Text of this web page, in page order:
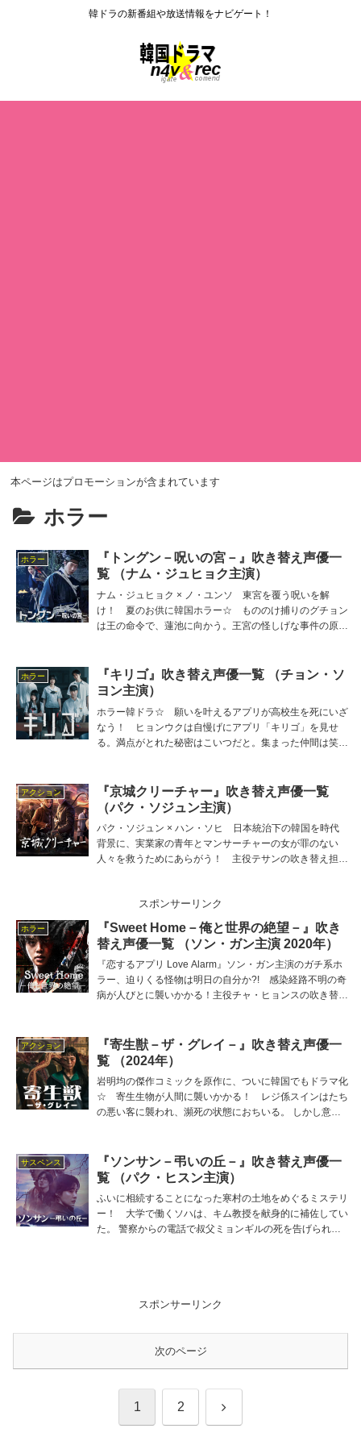
韓ドラの新番組や放送情報をナビゲート！
本ページはプロモーションが含まれています
ホラー
ホラー
『トングン－呪いの宮－』吹き替え声優一
覧 （ナム・ジュヒョク主演）
ナム・ジュヒョク × ノ・ユンソ 東宮を覆う呪いを解
け！ 夏のお供に韓国ホラー☆ もののけ捕りのグチョン
は王の命令で、蓮池に向かう。王宮の怪しげな事件の原因
てつろう、八百屋杏など。
ホラー
『キリゴ』吹き替え声優一覧 （チョン・ソ
ヨン主演）
ホラー韓ドラ☆ 願いを叶えるアプリが高校生を死にいざ
なう！ ヒョンウクは自慢げにアプリ「キリゴ」を見せ
る。満点がとれた秘密はこいつだと。集まった仲間は笑い
平、晴一ユウ、善養寺恭平など。
アクション
『京城クリーチャー』吹き替え声優一覧
（パク・ソジュン主演）
パク・ソジュン × ハン・ソヒ 日本統治下の韓国を時代
背景に、実業家の青年とマンサーチャーの女が罪のない
人々を救うためにあらがう！ 主役テサンの吹き替え担当
スポンサーリンク
ホラー
『Sweet Home－俺と世界の絶望－』吹き
替え声優一覧 （ソン・ガン主演 2020年）
『恋するアプリ Love Alarm』ソン・ガン主演のガチ系ホ
ラー、迫りくる怪物は明日の自分か?! 感染経路不明の奇
病が人びとに襲いかかる！主役チャ・ヒョンスの吹き替え
アクション
『寄生獣－ザ・グレイ－』吹き替え声優一
覧 （2024年）
岩明均の傑作コミックを原作に、ついに韓国でもドラマ化
☆ 寄生生物が人間に襲いかかる！ レジ係スインはたち
の悪い客に襲われ、瀕死の状態におちいる。 しかし意識
は子安武人、佐古真弓、落合弘治、遠藤純一、内田夕夜な
ど。
サスペンス
『ソンサン－弔いの丘－』吹き替え声優一
覧 （パク・ヒスン主演）
ふいに相続することになった寒村の土地をめぐるミステリ
ー！ 大学で働くソハは、キム教授を献身的に補佐してい
た。 警察からの電話で叔父ミョンギルの死を告げられ、
スポンサーリンク
次のページ
1 2 次